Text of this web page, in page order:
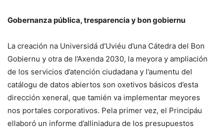
Gobernanza pública, tresparencia y bon gobiernu
La creación na Universidá d’Uviéu d’una Cátedra del Bon
Gobiernu y otra de l’Axenda 2030, la meyora y ampliación
de los servicios d’atención ciudadana y l’aumentu del
catálogu de datos abiertos son oxetivos básicos d’esta
dirección xeneral, que tamién va implementar meyores
nos portales corporativos. Pela primer vez, el Principáu
ellaboró un informe d’alliniadura de los presupuestos